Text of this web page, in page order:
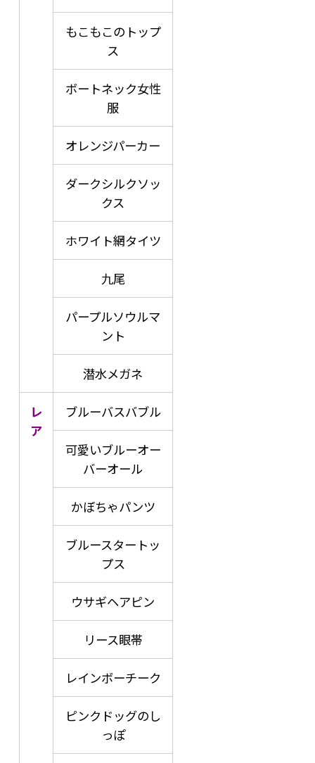
もこもこのトップ
ス
ボートネック女性
服
オレンジパーカー
ダークシルクソッ
クス
ホワイト網タイツ
九尾
パープルソウルマ
ント
潜水メガネ
レ
ア
ブルーバスバブル
可愛いブルーオー
バーオール
かぼちゃパンツ
ブルースタートッ
プス
ウサギヘアピン
リース眼帯
レインボーチーク
ピンクドッグのし
っぽ